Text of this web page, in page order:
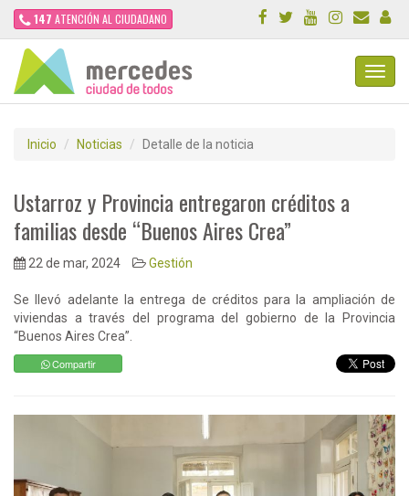
147 ATENCIÓN AL CIUDADANO
Inicio Noticias Detalle de la noticia
Ustarroz y Provincia entregaron créditos a
familias desde “Buenos Aires Crea”
22 de mar, 2024 Gestión
Se llevó adelante la entrega de créditos para la ampliación de
viviendas a través del programa del gobierno de la Provincia
“Buenos Aires Crea”.
Compartir